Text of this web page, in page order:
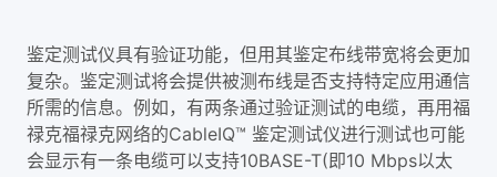
鉴定测试仪具有验证功能，但用其鉴定布线带宽将会更加
复杂。鉴定测试将会提供被测布线是否支持特定应用通信
所需的信息。例如，有两条通过验证测试的电缆，再用福
禄克福禄克网络的CableIQ™ 鉴定测试仪进行测试也可能
会显示有一条电缆可以支持10BASE-T(即10 Mbps以太